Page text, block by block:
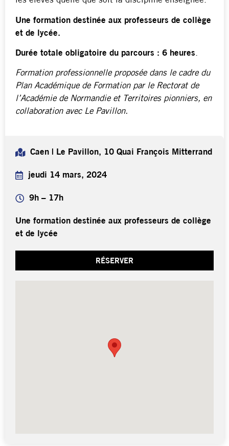
Une formation destinée aux professeurs de collège
et de lycée.
Durée totale obligatoire du parcours : 6 heures.
Formation professionnelle proposée dans le cadre du
Plan Académique de Formation par le Rectorat de
l’Académie de Normandie et Territoires pionniers, en
collaboration avec Le Pavillon.
Caen | Le Pavillon, 10 Quai François Mitterrand
jeudi 14 mars, 2024
9h – 17h
Une formation destinée aux professeurs de collège
et de lycée
RÉSERVER